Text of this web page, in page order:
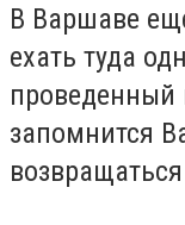
В Варшаве
ехать туда
проведенный
запомнится